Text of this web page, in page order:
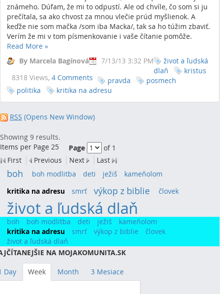
známeho. Dúfam, že mi to odpustí. Ale od chvíle, čo som si ju
prečítala, sa ako chvost za mnou vlečie prúd myšlienok. A
keďže nie som mačka /som iba Macka/, tak sa ho túžim zbaviť.
Verím že mi v tom písmenkovanie i vaše čítanie pomôže.
Read More »
By Marcela Bagínová
7/13/13 3:32 PM
8318 Views, 4 Comments
život a ľudská
dlaň
kristus
pravda
posmech
politika
kritika na adresu
RSS (Opens New Window)
Showing 9 results.
Items per Page 25
Page
of 1
First
Previous Next Last
boh (24)boh modlitba (7)deti (14)ježiš (9)kameňolom
kritika na adresu (9)smrť (11)
výkop z biblie (20)
človek
život a ľudská dlaň
boh boh modlitba deti ježiš
kameňolom
kritika na adresu
smrť výkop z biblie
človek
život a ľudská dlaň
NA MOJAKOMUNITA.SK
Day Week Month 3 Mesiace